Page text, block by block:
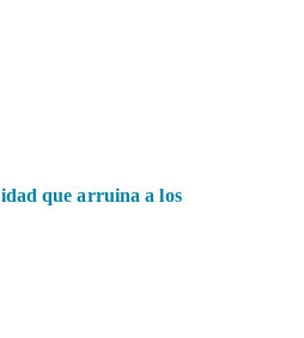
que arruina a los